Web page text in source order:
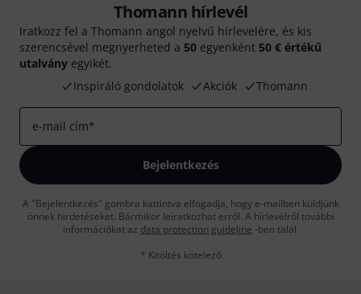
Thomann hírlevél
Iratkozz fel a Thomann angol nyelvű hírlevelére, és kis
szerencsével megnyerheted a 50 egyenként 50 € értékű
utalvány egyikét.
Inspiráló gondolatok
Akciók Thomann
e-mail cím*
Bejelentkezés
A "Bejelentkezés" gombra kattintva elfogadja, hogy e-mailben küldjünk
önnek hirdetéseket. Bármikor leiratkozhat erről. A hírlevélről további
információkat az data protection guideline -ben talál.
* Kitöltés kötelező